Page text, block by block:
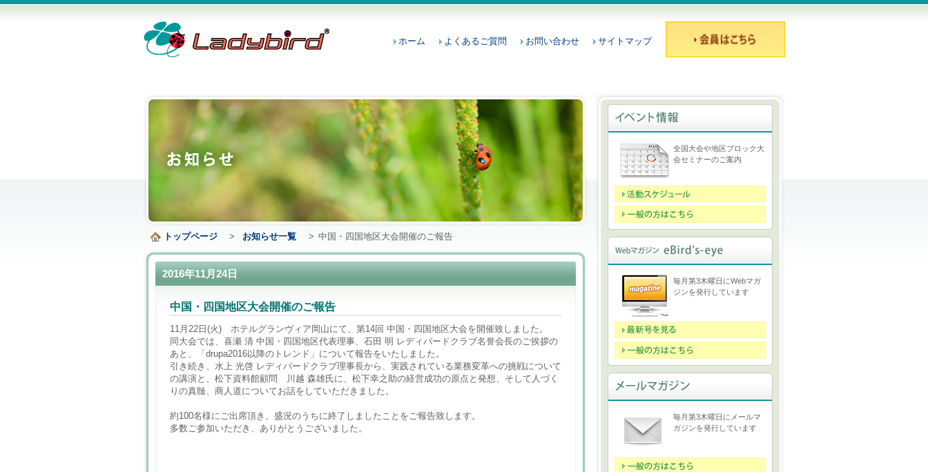
ホーム よくあるご質問 お問い合わせ サイトマップ
トップページ > お知らせ一覧 > 中国・四国地区大会開催のご報告
2016年11月24日
中国・四国地区大会開催のご報告
11月22日(火) ホテルグランヴィア岡山にて、第14回 中国・四国地区大会を開催致しました。
同大会では、喜瀬 清 中国・四国地区代表理事、石田 明 レディバードクラブ名誉会長のご挨拶の
あと、「drupa2016以降のトレンド」について報告をいたしました。
引き続き、水上 光啓 レディバードクラブ理事長から、実践されている業務変革への挑戦について
の講演と、松下資料館顧問 川越 森雄氏に、松下幸之助の経営成功の原点と発想、そして人づく
りの真髄、商人道についてお話をしていただきました。
約100名様にご出席頂き、盛況のうちに終了しましたことをご報告致します。
多数ご参加いただき、ありがとうございました。
全国大会や地区ブロック大
会セミナーのご案内
毎月第3木曜日にWebマガ
ジンを発行しています
毎月第3木曜日にメールマ
ガジンを発行しています